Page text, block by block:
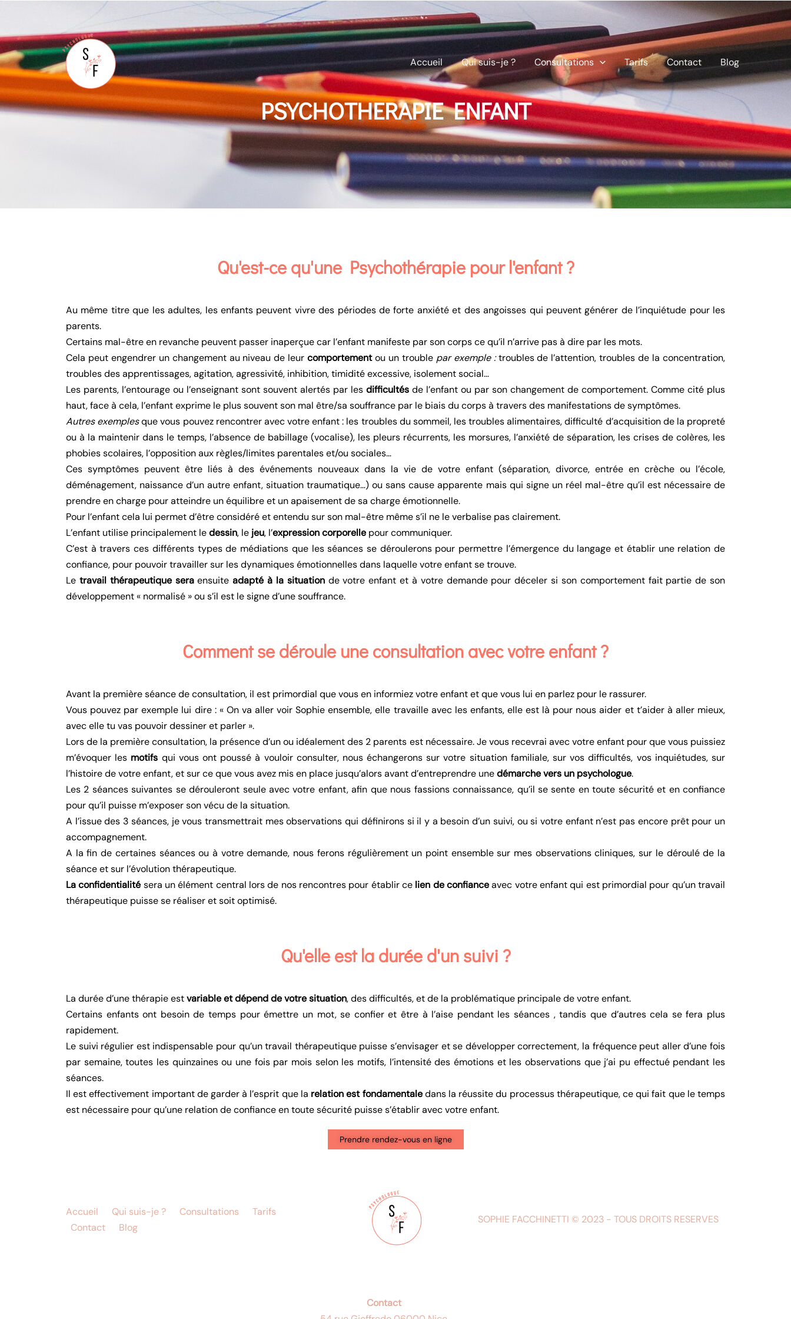
Accueil Qui suis-je ? Consultations Tarifs Contact Blog
PSYCHOTHERAPIE ENFANT
Qu'est-ce qu'une Psychothérapie pour l'enfant ?
Au même titre que les adultes, les enfants peuvent vivre des périodes de forte anxiété et des angoisses qui peuvent générer de l’inquiétude pour les
parents.
Certains mal-être en revanche peuvent passer inaperçue car l’enfant manifeste par son corps ce qu’il n’arrive pas à dire par les mots.
Cela peut engendrer un changement au niveau de leurcomportementou un trouble par exemple :troubles de l’attention, troubles de la concentration,
troubles des apprentissages, agitation, agressivité, inhibition, timidité excessive, isolement social…
Les parents, l’entourage ou l’enseignant sont souvent alertés par les difficultés de l’enfant ou par son changement de comportement. Comme cité plus
haut, face à cela, l’enfant exprime le plus souvent son mal être/sa souffrance par le biais du corps à travers des manifestations de symptômes.
Autres exemplesque vous pouvez rencontrer avec votre enfant : les troubles du sommeil, les troubles alimentaires, difficulté d’acquisition de la propreté
ou à la maintenir dans le temps, l’absence de babillage (vocalise), les pleurs récurrents, les morsures, l’anxiété de séparation, les crises de colères, les
phobies scolaires, l’opposition aux règles/limites parentales et/ou sociales…
Ces symptômes peuvent être liés à des événements nouveaux dans la vie de votre enfant (séparation, divorce, entrée en crèche ou l’école,
déménagement, naissance d’un autre enfant, situation traumatique…) ou sans cause apparente mais qui signe un réel mal-être qu’il est nécessaire de
prendre en charge pour atteindre un équilibre et un apaisement de sa charge émotionnelle.
Pour l’enfant cela lui permet d’être considéré et entendu sur son mal-être même s’il ne le verbalise pas clairement.
L’enfant utilise principalement ledessin, le jeu, l’expression corporelle pour communiquer.
C’est à travers ces différents types de médiations que les séances se déroulerons pour permettre l’émergence du langage et établir une relation de
confiance, pour pouvoir travailler sur les dynamiques émotionnelles dans laquelle votre enfant se trouve.
Le travail thérapeutique seraensuiteadapté à la situationde votre enfant et à votre demande pour déceler si son comportement fait partie de son
développement « normalisé » ou s’il est le signe d’une souffrance.
Comment se déroule une consultation avec votre enfant ?
Avant la première séance de consultation, il est primordial que vous en informiez votre enfant et que vous lui en parlez pour le rassurer.
Vous pouvez par exemple lui dire : « On va aller voir Sophie ensemble, elle travaille avec les enfants, elle est là pour nous aider et t’aider à aller mieux,
avec elle tu vas pouvoir dessiner et parler ».
Lors de la première consultation, la présence d’un ou idéalement des 2 parents est nécessaire. Je vous recevrai avec votre enfant pour que vous puissiez
m’évoquer les motifs qui vous ont poussé à vouloir consulter, nous échangerons sur votre situation familiale, sur vos difficultés, vos inquiétudes, sur
l’histoire de votre enfant, et sur ce que vous avez mis en place jusqu’alors avant d’entreprendre unedémarche vers un psychologue.
Les 2 séances suivantes se dérouleront seule avec votre enfant, afin que nous fassions connaissance, qu’il se sente en toute sécurité et en confiance
pour qu’il puisse m’exposer son vécu de la situation.
A l’issue des 3 séances, je vous transmettrait mes observations qui définirons si il y a besoin d’un suivi, ou si votre enfant n’est pas encore prêt pour un
accompagnement.
A la fin de certaines séances ou à votre demande, nous ferons régulièrement un point ensemble sur mes observations cliniques, sur le déroulé de la
séance et sur l’évolution thérapeutique.
La confidentialité sera un élément central lors de nos rencontres pour établir ce lien de confianceavec votre enfant qui est primordial pour qu’un travail
thérapeutique puisse se réaliser et soit optimisé.
Qu'elle est la durée d'un suivi ?
La durée d’une thérapie estvariable et dépend de votre situation, des difficultés, et de la problématique principale de votre enfant.
Certains enfants ont besoin de temps pour émettre un mot, se confier et être à l’aise pendant les séances , tandis que d’autres cela se fera plus
rapidement.
Le suivi régulier est indispensable pour qu’un travail thérapeutique puisse s’envisager et se développer correctement, la fréquence peut aller d’une fois
par semaine, toutes les quinzaines ou une fois par mois selon les motifs, l’intensité des émotions et les observations que j’ai pu effectué pendant les
séances.
Il est effectivement important de garder à l’esprit que la relation est fondamentaledans la réussite du processus thérapeutique, ce qui fait que le temps
est nécessaire pour qu’une relation de confiance en toute sécurité puisse s’établir avec votre enfant.
Prendre rendez-vous en ligne
Accueil Qui suis-je ? Consultations
Tarifs
Contact
Blog
SOPHIE FACCHINETTI © 2023 - TOUS DROITS RESERVES
Contact